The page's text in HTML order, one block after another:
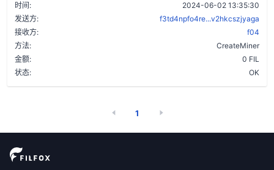
时间:
2024-06-02 13:35:30
发送方:
f3td4npfo4re...v2hkcszjyaga
接收方:
f04
方法:
CreateMiner
金额:
0 FIL
状态:
OK
1